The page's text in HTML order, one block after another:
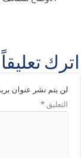
اترك تعليقاً
لن يتم نشر عنوان
التعليق*